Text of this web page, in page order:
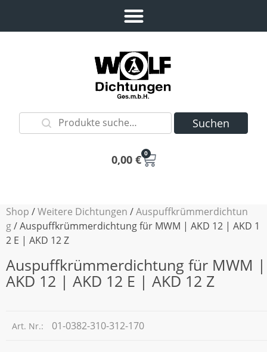
Suchen
0,00 € 0
Shop /Weitere Dichtungen /Auspuffkrümmerdichtun
g/ Auspuffkrümmerdichtung für MWM | AKD 12 | AKD 1
2 E | AKD 12 Z
Auspuffkrümmerdichtung für MWM |
AKD 12 | AKD 12 E | AKD 12 Z
Art. Nr.: 01-0382-310-312-170